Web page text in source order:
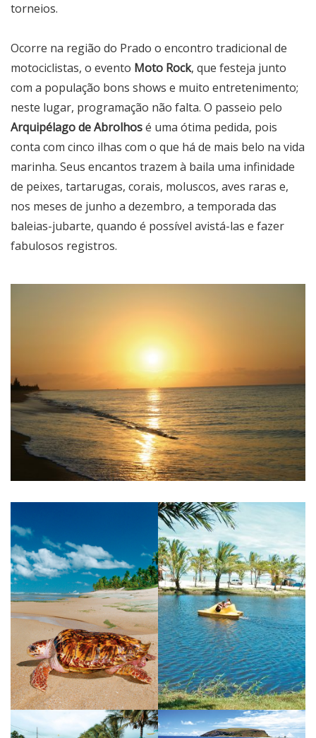
torneios.
Ocorre na região do Prado o encontro tradicional de
motociclistas, o evento Moto Rock, que festeja junto
com a população bons shows e muito entretenimento;
neste lugar, programação não falta. O passeio pelo
Arquipélago de Abrolhosé uma ótima pedida, pois
conta com cinco ilhas com o que há de mais belo na vida
marinha. Seus encantos trazem à baila uma infinidade
de peixes, tartarugas, corais, moluscos, aves raras e,
nos meses de junho a dezembro, a temporada das
baleias-jubarte, quando é possível avistá-las e fazer
fabulosos registros.